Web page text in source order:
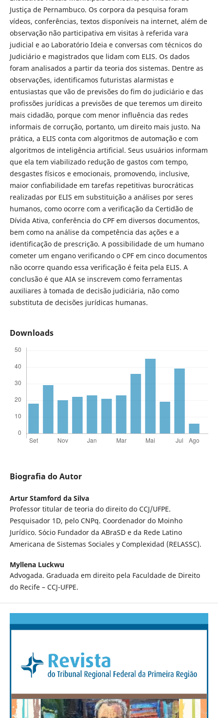
Justiça de Pernambuco. Os corpora da pesquisa foram
vídeos, conferências, textos disponíveis na internet, além de
observação não participativa em visitas à referida vara
judicial e ao Laboratório Ideia e conversas com técnicos do
Judiciário e magistrados que lidam com ELIS. Os dados
foram analisados a partir da teoria dos sistemas. Dentre as
observações, identificamos futuristas alarmistas e
entusiastas que vão de previsões do fim do judiciário e das
profissões jurídicas a previsões de que teremos um direito
mais cidadão, porque com menor influência das redes
informais de corrução, portanto, um direito mais justo. Na
prática, a ELIS conta com algoritmos de automação e com
algoritmos de inteligência artificial. Seus usuários informam
que ela tem viabilizado redução de gastos com tempo,
desgastes físicos e emocionais, promovendo, inclusive,
maior confiabilidade em tarefas repetitivas burocráticas
realizadas por ELIS em substituição a análises por seres
humanos, como ocorre com a verificação da Certidão de
Dívida Ativa, conferência do CPF em diversos documentos,
bem como na análise da competência das ações e a
identificação de prescrição. A possibilidade de um humano
cometer um engano verificando o CPF em cinco documentos
não ocorre quando essa verificação é feita pela ELIS. A
conclusão é que AIA se inscrevem como ferramentas
auxiliares à tomada de decisão judiciária, não como
substituta de decisões jurídicas humanas.
Downloads
Biografia do Autor
Artur Stamford da Silva
Professor titular de teoria do direito do CCJ/UFPE.
Pesquisador 1D, pelo CNPq. Coordenador do Moinho
Jurídico. Sócio Fundador da ABraSD e da Rede Latino
Americana de Sistemas Sociales y Complexidad (RELASSC).
Myllena Luckwu
Advogada. Graduada em direito pela Faculdade de Direito
do Recife – CCJ-UFPE.